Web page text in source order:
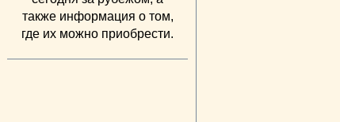
также информация о том,
где их можно приобрести.